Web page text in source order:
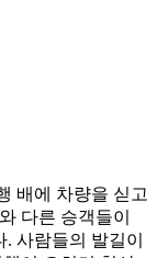
배에 차량을 싣고
다른 승객들이
사람들의 발길이